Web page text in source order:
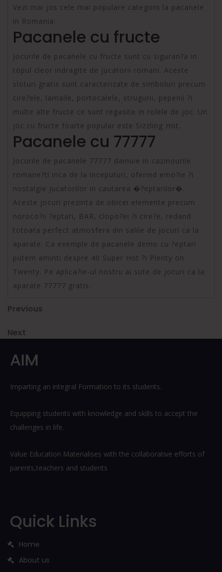
Vezi mai jos cele mai populare categorii la pacanele
in Romania:
Pacanele cu fructe
Jocurile de pacanele cu fructe sunt cu siguran?a in
topul cleor indragite de jucatorii romani. Aceste
sloturi gratis sunt caracterizate de simboluri precum
cire?ele, lamaile, portocalele, strugurii, pepenii ?i
multe alte fructe ce sunt regasite in rolele de joc. Un
joc cu fructe foarte popular este Sizzling Hot.
Pacanele cu 77777
Jocurile de pacanele 77777 dainuie in cazinourile
romane?ti inca de la inceputuri, oferind emo?ie ?i
nostalgie jucatorilor in cautarea �?eptarilor�.
Aceste jocuri prezinta de obicei elemente precum
noroco?ii ?eptari, BAR, clopo?ei ?i cire?e, redand
totoata perfect atmosfera din salile de jocuri ca la
aparate. Ca exemple de pacanele demo cu ?eptari
putem aminti despre 40 Super Hot ?i Plenty on
Twenty. Pe aplica?ie-ul nostru ai sute de jocuri ca la
aparate 77777 gratis.
Post
navigation
Previous
Previous
Next
Next
AIM
Imparting an integral Formation to its students.
Equipping students with knowledge and skills to accept the
challenges in life.
Value Education Materialises with the collaborative efforts of
parents,teachers and students
Quick Links
Home
About us